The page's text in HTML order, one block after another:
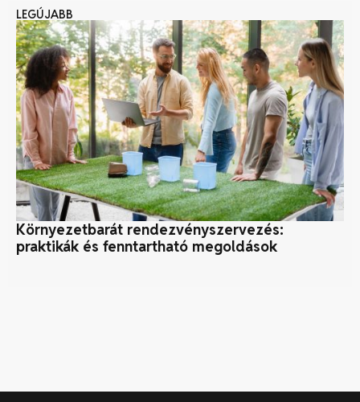
LEGÚJABB
Környezetbarát rendezvényszervezés:
praktikák és fenntartható megoldások